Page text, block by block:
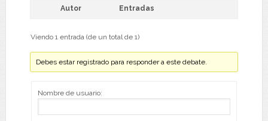
Autor Entradas
Viendo 1 entrada (de un total de 1)
Debes estar registrado para responder a este debate.
Nombre de usuario: